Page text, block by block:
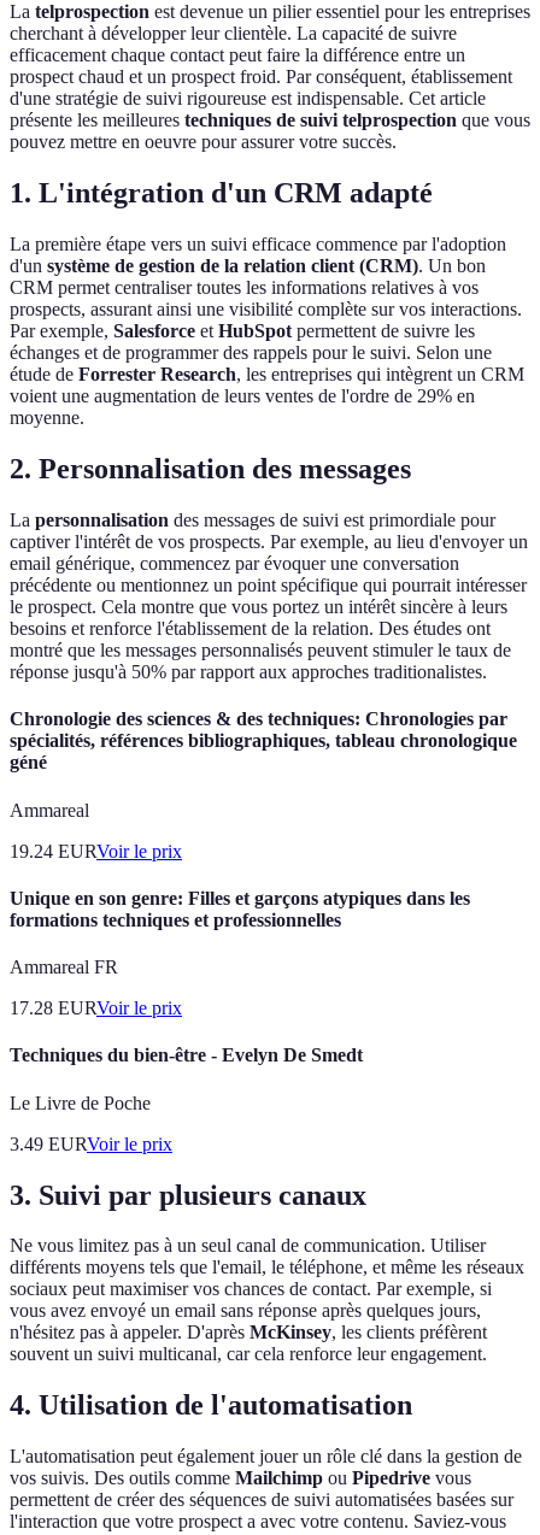
La telprospection est devenue un pilier essentiel pour les entreprises
cherchant à développer leur clientèle. La capacité de suivre
efficacement chaque contact peut faire la différence entre un
prospect chaud et un prospect froid. Par conséquent, établissement
d'une stratégie de suivi rigoureuse est indispensable. Cet article
présente les meilleures techniques de suivi telprospection que vous
pouvez mettre en oeuvre pour assurer votre succès.
1. L'intégration d'un CRM adapté
La première étape vers un suivi efficace commence par l'adoption
d'un système de gestion de la relation client (CRM). Un bon
CRM permet centraliser toutes les informations relatives à vos
prospects, assurant ainsi une visibilité complète sur vos interactions.
Par exemple, Salesforce et HubSpot permettent de suivre les
échanges et de programmer des rappels pour le suivi. Selon une
étude de Forrester Research, les entreprises qui intègrent un CRM
voient une augmentation de leurs ventes de l'ordre de 29% en
moyenne.
2. Personnalisation des messages
La personnalisation des messages de suivi est primordiale pour
captiver l'intérêt de vos prospects. Par exemple, au lieu d'envoyer un
email générique, commencez par évoquer une conversation
précédente ou mentionnez un point spécifique qui pourrait intéresser
le prospect. Cela montre que vous portez un intérêt sincère à leurs
besoins et renforce l'établissement de la relation. Des études ont
montré que les messages personnalisés peuvent stimuler le taux de
réponse jusqu'à 50% par rapport aux approches traditionalistes.
Chronologie des sciences & des techniques: Chronologies par
spécialités, références bibliographiques, tableau chronologique
géné
Ammareal
19.24 EURVoir le prix
Unique en son genre: Filles et garçons atypiques dans les
formations techniques et professionnelles
Ammareal FR
17.28 EURVoir le prix
Techniques du bien-être - Evelyn De Smedt
Le Livre de Poche
3.49 EURVoir le prix
3. Suivi par plusieurs canaux
Ne vous limitez pas à un seul canal de communication. Utiliser
différents moyens tels que l'email, le téléphone, et même les réseaux
sociaux peut maximiser vos chances de contact. Par exemple, si
vous avez envoyé un email sans réponse après quelques jours,
n'hésitez pas à appeler. D'après McKinsey, les clients préfèrent
souvent un suivi multicanal, car cela renforce leur engagement.
4. Utilisation de l'automatisation
L'automatisation peut également jouer un rôle clé dans la gestion de
vos suivis. Des outils comme Mailchimp ou Pipedrive vous
permettent de créer des séquences de suivi automatisées basées sur
l'interaction que votre prospect a avec votre contenu. Saviez-vous